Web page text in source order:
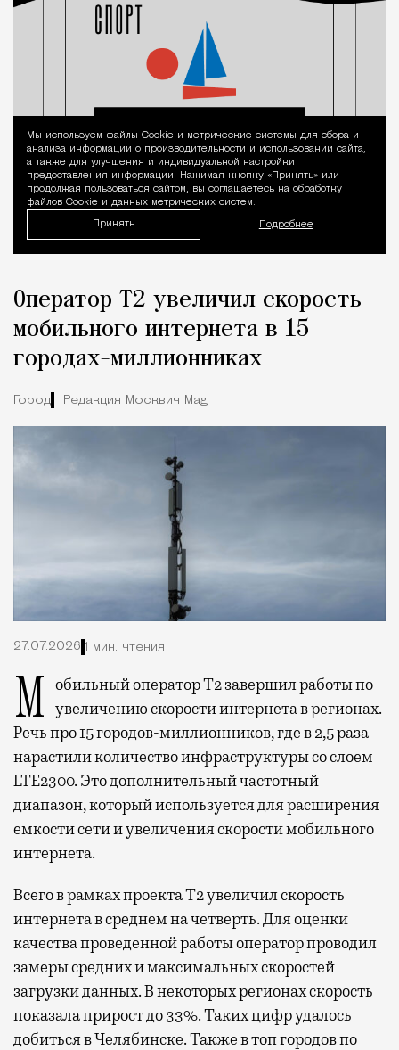
Уведомление
Мы используем файлы Сookie и метрические системы для сбора и
анализа информации о производительности и использовании сайта,
а также для улучшения и индивидуальной настройки
предоставления информации. Нажимая кнопку «Принять» или
продолжая пользоваться сайтом, вы соглашаетесь на обработку
файлов Cookie и данных метрических систем.
Принять Подробнее
Оператор Т2 увеличил скорость
мобильного интернета в 15
городах-миллионниках
Город Редакция Москвич Mag
27.07.2026 1 мин. чтения
Мобильный оператор Т2 завершил работы по увеличению скорости интернета в регионах.
Речь про 15 городов-миллионников, где в 2,5 раза
нарастили количество инфраструктуры со слоем
LTE2300. Это дополнительный частотный
диапазон, который используется для расширения
емкости сети и увеличения скорости мобильного
интернета.
Всего в рамках проекта Т2 увеличил скорость
интернета в среднем на четверть. Для оценки
качества проведенной работы оператор проводил
замеры средних и максимальных скоростей
загрузки данных. В некоторых регионах скорость
показала прирост до 33%. Таких цифр удалось
добиться в Челябинске. Также в топ городов по